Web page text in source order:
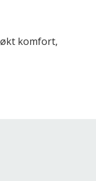
komfort,